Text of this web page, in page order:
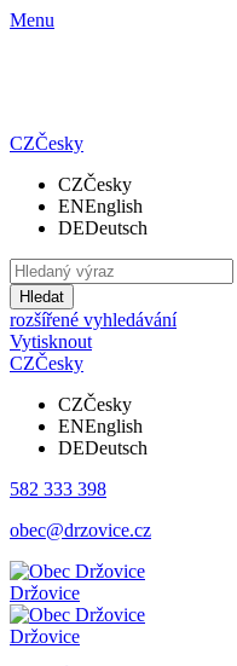
Menu
CZČesky
CZČesky
ENEnglish
DEDeutsch
Hledat
rozšířené vyhledávání
Vytisknout
CZČesky
CZČesky
ENEnglish
DEDeutsch
582 333 398
obec@drzovice.cz
Držovice
Držovice